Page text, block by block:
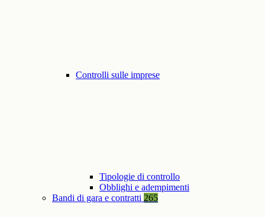
Controlli sulle imprese
Tipologie di controllo
Obblighi e adempimenti
Bandi di gara e contratti 265